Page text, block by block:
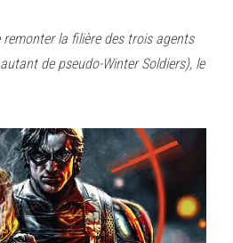
remonter la filière des trois agents
de pseudo-Winter Soldiers), le